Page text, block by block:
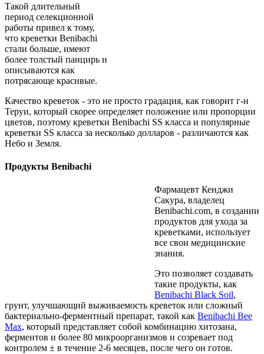
Такой длительный
период селекционной
работы привел к тому,
что креветки Benibachi
стали больше, имеют
более толстый панцирь и
описываются как
потрясающе красивые.
Качество креветок - это не просто градация, как говорит г-н
Теруи, который скорее определяет положение или пропорции
цветов, поэтому креветки Benibachi SS класса и популярные
креветки SS класса за несколько долларов - различаются как
Небо и Земля.
Продукты Benibachi
Фармацевт Кенджи
Сакура, владелец
Benibachi.com, в создании
продуктов для ухода за
креветками, использует
все свои медицинские
знания.
Это позволяет создавать
такие продукты, как
Benibachi Black Soil,
грунт, улучшающий выживаемость креветок или сложный
бактериально-ферментный препарат, такой как Benibachi Bee
Max, который представляет собой комбинацию хитозана,
ферментов и более 80 микроорганизмов и созревает под
контролем ± в течение 2-6 месяцев, после чего он готов.